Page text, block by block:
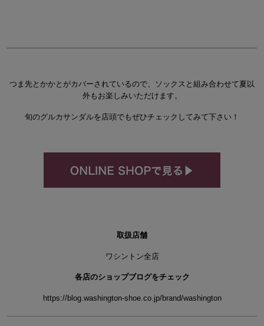
つま先とかかとがカバーされているので、ソックスと組み合わせて夏以
外もお楽しみいただけます。
旬のグルカサンダルを店頭でもぜひチェックしてみて下さい！
取扱店舗
ワシントン全店
各店のショップブログをチェック
https://blog.washington-shoe.co.jp/brand/washington